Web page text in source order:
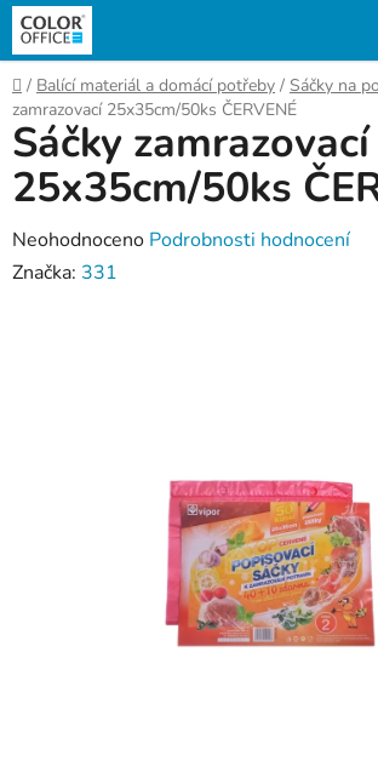
Přejít
obsah
Domů
/ Balící materiál a domácí potřeby / Sáčky na
zamrazovací 25x35cm/50ks ČERVENÉ
Sáčky zamrazovací
25x35cm/50ks
Průměrné
hodnocení
Neohodnoceno Podrobnosti hodnocení
Značka: 331